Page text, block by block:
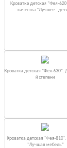
Кроватка детская "Фея-
качества "Лучшее -
Кроватка детская "Фея-630".
й степени
Кроватка детская "Фея-
"Лучшая мебель"